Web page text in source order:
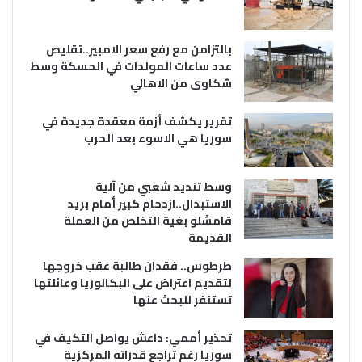
بالتزامن مع رفع سعر الامبير..تقليص
عدد ساعات المولدات في الحسكة وسط
شكاوى من الاهالي
تقرير يكشف أزمة معقدة جديدة في
سوريا هي الاسوء بعد الحرب
وسط تنديد شعبي من آلية
الاستبدال..ازدحام كبير أمام بريد
قامشلو بغية التخلص من العملة
القديمة
طرطوس.. فقدان طالبة عقب خروجها
لتقديم اعتراض على البكالوريا وعائلتها
تستنفر للبحث عنها
تحذير أممي: داعش يواصل التكيف في
سوريا رغم تراجع قدراته المركزية